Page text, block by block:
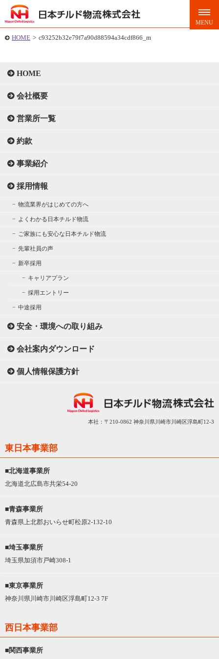
HOME > c93252b32e79f7a90d88594a34cdf866_m
HOME
会社概要
営業所一覧
約款
事業紹介
採用情報
物流業界がはじめての方へ
よくわかる日本チルド物流
ご家族にも安心な日本チルド物流
先輩社員の声
新卒採用
キャリアプラン
採用エントリー
中途採用
安全・環境への取り組み
会社案内ダウンロード
個人情報保護方針
本社：〒210-0862 神奈川県川崎市川崎区浮島町12-3
東日本事業部
■北海道事業所
北海道北広島市共栄54-20
■青森事業所
青森県上北郡おいらせ町松原2-132-10
■埼玉事業所
埼玉県加須市戸崎308-1
■東京事業所
神奈川県川崎市川崎区浮島町12-3 7F
西日本事業部
■関西事業所